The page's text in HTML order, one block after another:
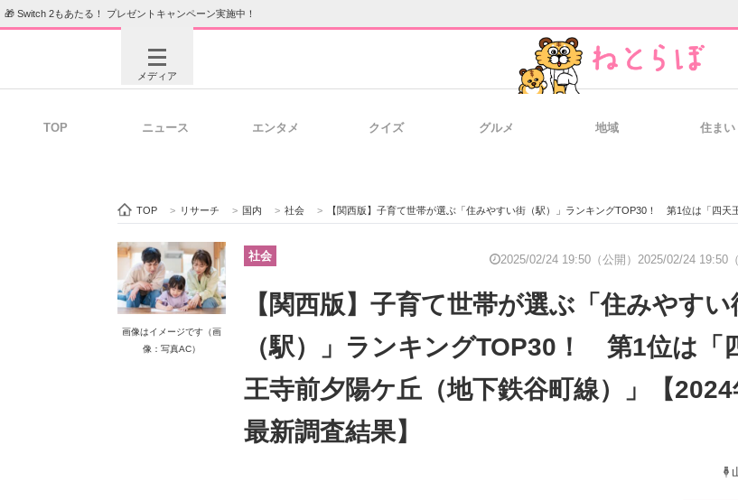
🎁 Switch 2もあたる！ プレゼントキャンペーン実施中！
メディア
ビジネスと働き方のヒント
ITエンジニア向け専門サイト
モノづくり技術者専門サイト エレクトロニクス専門サイト
TOP ニュース エンタメ クイズ グルメ 地域 住まい
TOP > リサーチ > 国内 > 社会 > 【関西版】子育て世帯が選ぶ「住みやすい街（駅）」ランキングTOP30！ 第1位は「四天王寺前夕陽ケ丘（地下鉄谷町線）」【2024年最新調
画像はイメージです（画
像：写真AC）
社会 2025/02/24 19:50（公開） 2025/02/24 19:50（
【関西版】子育て世帯が選ぶ「住みやすい
（駅）」ランキングTOP30！ 第1位は「
王寺前夕陽ケ丘（地下鉄谷町線）」【2024
最新調査結果】